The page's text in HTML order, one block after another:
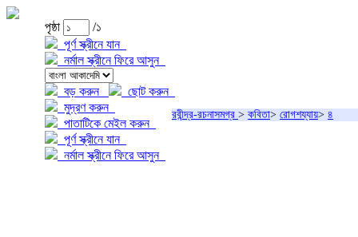
পৃষ্ঠা
/১
পূর্ণ স্ক্রীনে যান
নর্মাল স্ক্রীনে ফিরে আসুন
বড় করুন
ছোট করুন
মুদ্রণ করুন
পাতাটিকে মেইল করুন
পূর্ণ স্ক্রীনে যান
নর্মাল স্ক্রীনে ফিরে আসুন
রবীন্দ্র-রচনাসমগ্র > কবিতা> রোগশয্যায়> ৪